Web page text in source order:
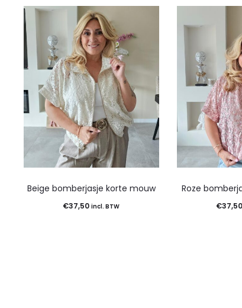
Beige bomberjasje korte mouw
€37,50 incl. BTW
Roze
€37,50